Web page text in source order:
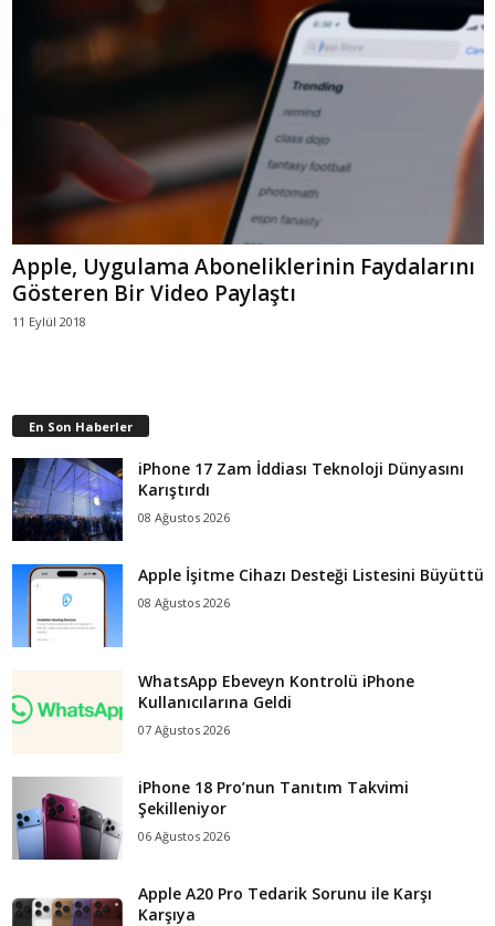
Apple, Uygulama Aboneliklerinin Faydalarını
Gösteren Bir Video Paylaştı
11 Eylül 2018
En Son Haberler
iPhone 17 Zam İddiası Teknoloji Dünyasını
Karıştırdı
08 Ağustos 2026
Apple İşitme Cihazı Desteği Listesini Büyüttü
08 Ağustos 2026
WhatsApp Ebeveyn Kontrolü iPhone
Kullanıcılarına Geldi
07 Ağustos 2026
iPhone 18 Pro’nun Tanıtım Takvimi
Şekilleniyor
06 Ağustos 2026
Apple A20 Pro Tedarik Sorunu ile Karşı
Karşıya